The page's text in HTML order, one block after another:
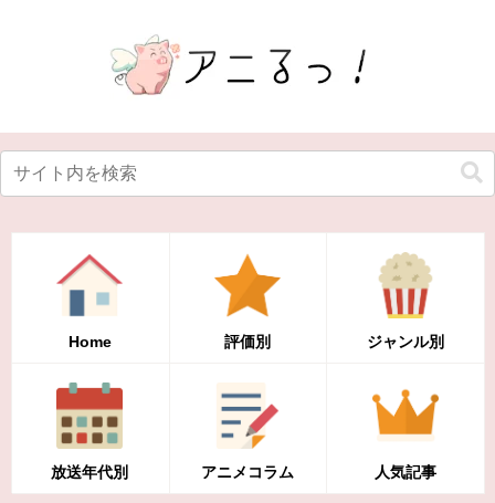
Home 評価別 ジャンル別
放送年代別 アニメコラム 人気記事